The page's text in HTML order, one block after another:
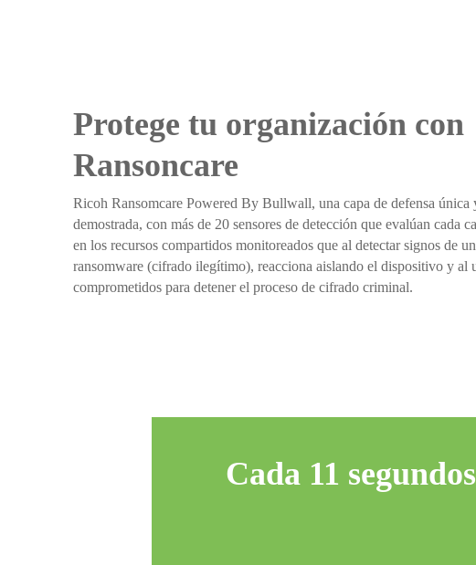
Protege tu organización con
Ransoncare
Ricoh Ransomcare Powered By Bullwall, una capa de defensa única
demostrada, con más de 20 sensores de detección que evalúan cada
en los recursos compartidos monitoreados que al detectar signos de
ransomware (cifrado ilegítimo), reacciona aislando el dispositivo y al
comprometidos para detener el proceso de cifrado criminal.
Cada 11